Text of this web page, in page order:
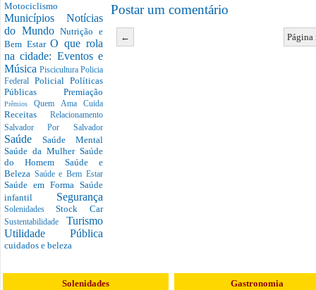
Motociclismo
Municípios Notícias
do MundoNutrição e
Bem EstarO que rola
na cidade: Eventos e
Música Piscicultura Policia
Federal Policial Políticas
Públicas Premiação
PrêmiosQuem Ama Cuida
Receitas Relacionamento
Salvador Por Salvador
Saúde Saúde Mental
Saúde da Mulher Saúde
do Homem Saúde e
Beleza Saúde e Bem Estar
Saúde em Forma Saúde
infantil Segurança
SolenidadesStock Car
Sustentabilidade Turismo
Utilidade Pública
cuidados e beleza
Postar um comentário
←
Solenidades Gastronomia